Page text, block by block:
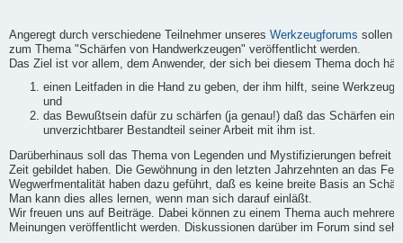
Angeregt durch verschiedene Teilnehmer unseres Werkzeugforums sollen
zum Thema "Schärfen von Handwerkzeugen" veröffentlicht werden.
Das Ziel ist vor allem, dem Anwender, der sich bei diesem Thema doch
einen Leitfaden in die Hand zu geben, der ihm hilft, seine
und
das Bewußtsein dafür zu schärfen (ja genau!) daß das Schärfen
unverzichtbarer Bestandteil seiner Arbeit mit ihm ist.
Darüberhinaus soll das Thema von Legenden und Mystifizierungen befreit
Zeit gebildet haben. Die Gewöhnung in den letzten Jahrzehnten an das
Wegwerfmentalität haben dazu geführt, daß es keine breite Basis an
Man kann dies alles lernen, wenn man sich darauf einläßt.
Wir freuen uns auf Beiträge. Dabei können zu einem Thema auch mehrere
Meinungen veröffentlicht werden. Diskussionen darüber im Forum sind